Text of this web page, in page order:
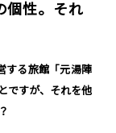
個性。それ
する旅館「元湯陣
ですが、それを他